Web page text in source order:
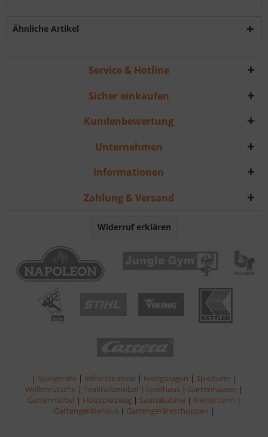
Ähnliche Artikel
Service & Hotline
Sicher einkaufen
Kundenbewertung
Unternehmen
Informationen
Zahlung & Versand
Widerruf erklären
| Spielgeräte | Infrarotkabine | Holzgaragen | Spielturm |
Wellenrutsche | Teakholzmöbel | Spielhaus | Gartenhäuser |
Gartenmöbel | Holzspielzeug | Saunakabine | Kletterturm |
Gartengerätehaus | Gartengeräteschuppen |